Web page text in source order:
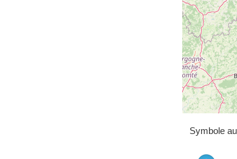
Symbole